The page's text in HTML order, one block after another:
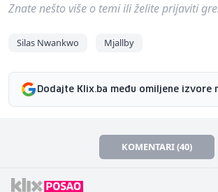
Znate nešto više o temi ili želite prijaviti
Silas Nwankwo Mjallby
Dodajte Klix.ba među omiljene izvore
KOMENTARI (40)